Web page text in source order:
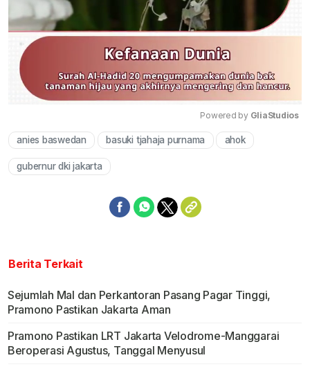
Mute
Powered by GliaStudios
anies baswedan basuki tjahaja purnama ahok
gubernur dki jakarta
Berita Terkait
Sejumlah Mal dan Perkantoran Pasang Pagar Tinggi,
Pramono Pastikan Jakarta Aman
Pramono Pastikan LRT Jakarta Velodrome-Manggarai
Beroperasi Agustus, Tanggal Menyusul